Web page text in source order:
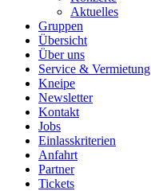
Aktuelles
Gruppen
Übersicht
Über uns
Service & Vermietung
Kneipe
Newsletter
Kontakt
Jobs
Einlasskriterien
Anfahrt
Partner
Tickets